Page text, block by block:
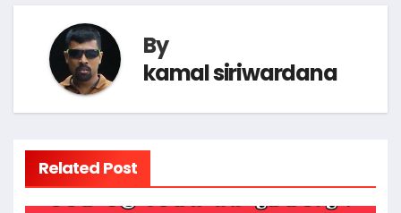
By
kamal siriwardana
Related Post